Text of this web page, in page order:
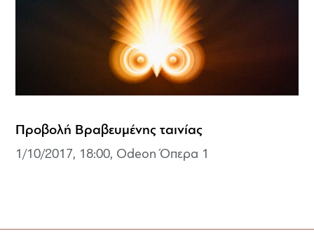
Προβολή Βραβευμένης ταινίας
1/10/2017, 18:00, Odeon Όπερα 1